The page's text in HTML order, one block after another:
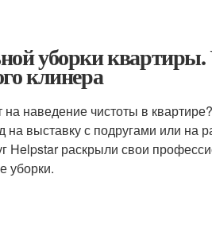
уборки
клинера
наведение чистоты в
на выставку с подругами или
раскрыли свои
уборки.